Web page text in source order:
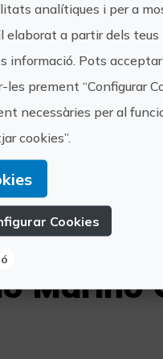
naturals,
vaixells.
https://
de-sol-en-
Marino
analítiques i per a
elaborat a partir dels
informació. Pots
prement “Configurar
necessàries per al
cookies”.
Cookies